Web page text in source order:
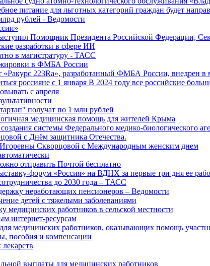
питание для льготных категорий граждан будет
рублей - Ведомости
Помощник Президента Российской Федерации,
разработки в сфере ИИ
в магистратуру - ТАСС
в ФМБА России
«Ракурс 223Ra», разработанный ФМБА России, внедрен
россияне с 1 января В 2024 году все российские
с апреля
получат по 1 млн рублей
медицинская помощь для жителей Крыма
системы Федерального медико-биологического
с Днём защитника Отечества.
Скворцовой с Международным женским днем
отправить Почтой бесплатно
форум «Россия» на ВДНХ за первые три дня ее
до 2030 года – ТАСС
неработающих пенсионеров – Ведомости
детей с тяжелыми заболеваниями
медицинских работников в сельской местности
интернет-ресурсам
медицинских работников, оказывающих помощь
пособия и компенсации
выплаты для медицинских работников